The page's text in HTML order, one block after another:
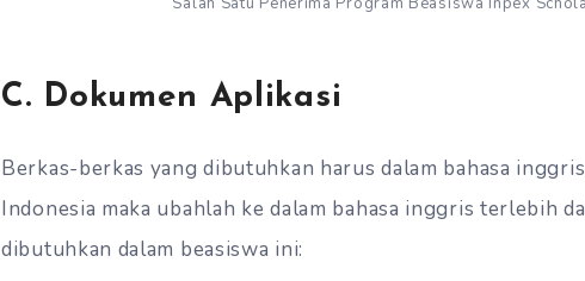
C. Dokumen Aplikasi
Berkas-berkas yang dibutuhkan harus dalam bahasa
Indonesia maka ubahlah ke dalam bahasa inggris terlebih
dibutuhkan dalam beasiswa ini: